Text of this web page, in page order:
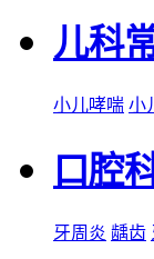
儿科
小儿哮喘 小
口腔
牙周炎 龋齿